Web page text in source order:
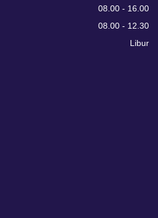
08.00 - 16.00
08.00 - 12.30
Libur